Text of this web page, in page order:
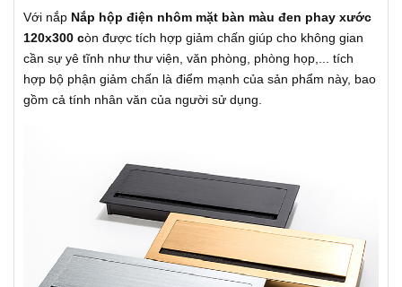
Với nắp Nắp hộp điện nhôm mặt bàn màu đen phay xước
120x300 còn được tích hợp giảm chấn giúp cho không gian
cần sự yê tĩnh như thư viện, văn phòng, phòng họp,... tích
hợp bộ phận giảm chấn là điểm mạnh của sản phẩm này, bao
gồm cả tính nhân văn của người sử dụng.